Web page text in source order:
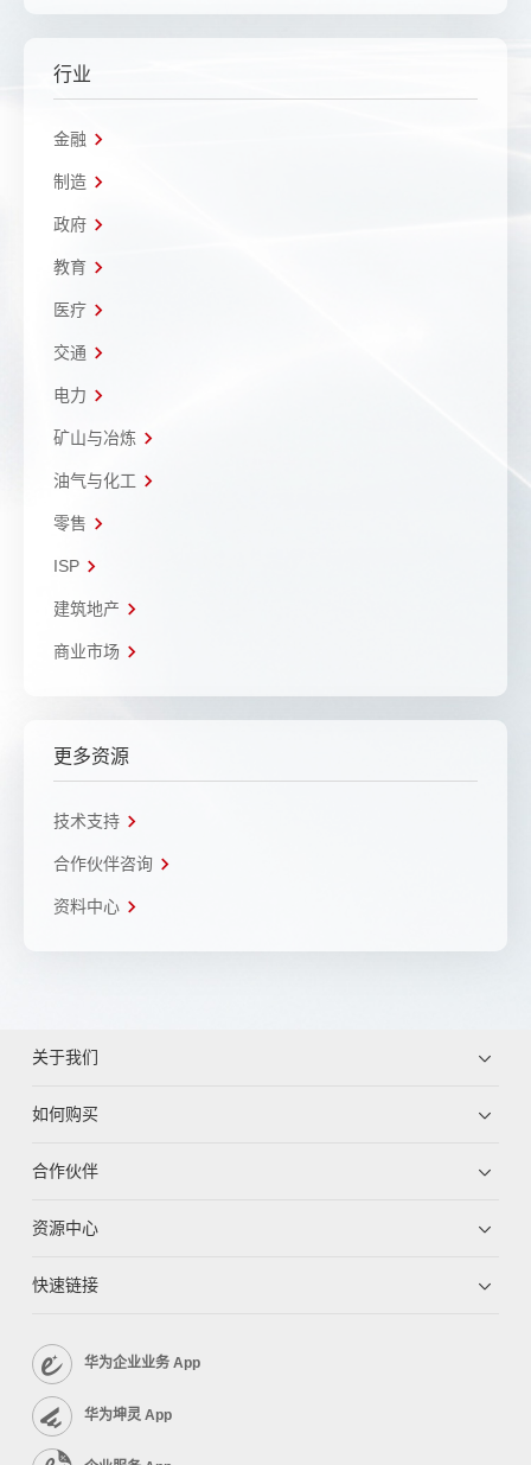
行业
金融
制造
政府
教育
医疗
交通
电力
矿山与冶炼
油气与化工
零售
ISP
建筑地产
商业市场
更多资源
技术支持
合作伙伴咨询
资料中心
关于我们
如何购买
合作伙伴
资源中心
快速链接
华为企业业务 App
华为坤灵 App